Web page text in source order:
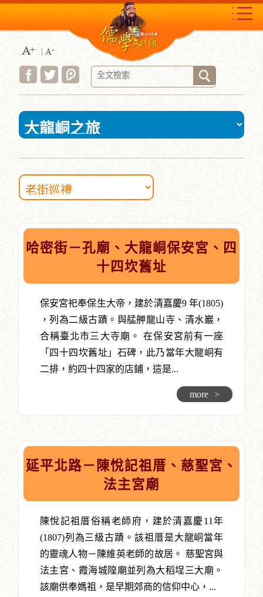
到
主
要
內
容
區
塊
:::
哈密街－孔廟、大龍峒保安宮、四
十四坎舊址
保安宮祀奉保生大帝，建於清嘉慶9 年(1805)
，列為二級古蹟。與艋舺龍山寺、清水巖，
合稱臺北市三大寺廟。 在保安宮前有一座
「四十四坎舊址」石碑，此乃當年大龍峒有
二排，約四十四家的店鋪，這是...
more >
延平北路－陳悅記祖厝、慈聖宮、
法主宮廟
陳悅記祖厝俗稱老師府，建於清嘉慶11年
(1807)列為三級古蹟。該祖厝是大龍峒當年
的靈魂人物－陳維英老師的故居。 慈聖宮與
法主宮、霞海城隍廟並列為大稻埕三大廟。
該廟供奉媽祖，是早期郊商的信仰中心，...